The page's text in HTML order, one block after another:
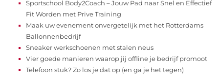
Sportschool Body2Coach – Jouw Pad naar Snel en Effectief
Fit Worden met Prive Training
Maak uw evenement onvergetelijk met het Rotterdams
Ballonnenbedrijf
Sneaker werkschoenen met stalen neus
Vier goede manieren waarop jij offline je bedrijf promoot
Telefoon stuk? Zo los je dat op (en ga je het tegen)